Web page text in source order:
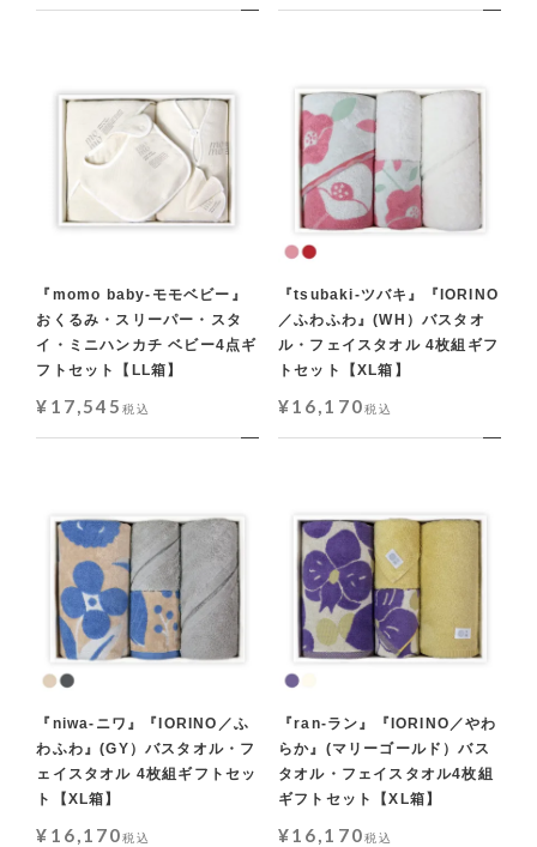
『momo baby-モモベビー』
おくるみ・スリーパー・スタ
イ・ミニハンカチ ベビー4点ギ
フトセット【LL箱】
¥ 17,545税込
『tsubaki-ツバキ』『IORINO
／ふわふわ』(WH）バスタオ
ル・フェイスタオル 4枚組ギフ
トセット【XL箱】
¥16,170税込
『niwa-ニワ』『IORINO／ふ
わふわ』(GY）バスタオル・フ
ェイスタオル 4枚組ギフトセッ
ト【XL箱】
¥ 16,170税込
『ran-ラン』『IORINO／やわ
らか』(マリーゴールド）バス
タオル・フェイスタオル4枚組
ギフトセット【XL箱】
¥16,170税込